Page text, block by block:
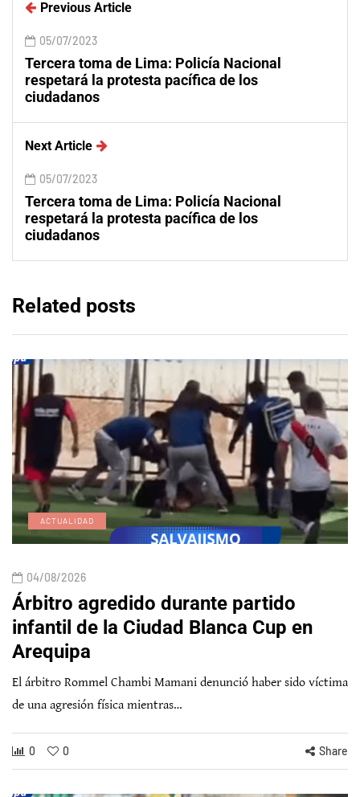
Previous Article
05/07/2023
Tercera toma de Lima: Policía Nacional
respetará la protesta pacífica de los
ciudadanos
Next Article
05/07/2023
Tercera toma de Lima: Policía Nacional
respetará la protesta pacífica de los
ciudadanos
Related posts
ACTUALIDAD
04/08/2026
Árbitro agredido durante partido
infantil de la Ciudad Blanca Cup en
Arequipa
El árbitro Rommel Chambi Mamani denunció haber sido víctima
de una agresión física mientras…
0 0 Share